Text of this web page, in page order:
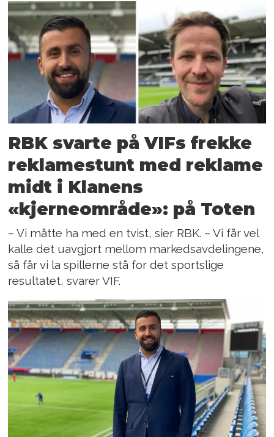
RBK svarte på VIFs frekke
reklamestunt med reklame
midt i Klanens
«kjerneområde»: på Toten
– Vi måtte ha med en tvist, sier RBK. – Vi får vel
kalle det uavgjort mellom markedsavdelingene,
så får vi la spillerne stå for det sportslige
resultatet, svarer VIF.